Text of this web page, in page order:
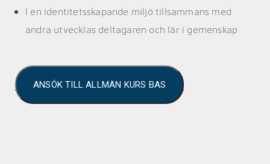
I en identitetsskapande miljö tillsammans med
andra utvecklas deltagaren och lär i gemenskap
ANSÖK TILL ALLMÄN KURS BAS